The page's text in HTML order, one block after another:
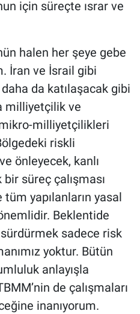
için süreçte ısrar ve
halen her şeye gebe
İran ve İsrail gibi
da katılaşacak gibi
milliyetçilik ve
milliyetçilikleri
riskli
önleyecek, kanlı
süreç çalışması
yapılanların yasal
Beklentide
sadece risk
yoktur. Bütün
anlayışla
de çalışmaları
inanıyorum.